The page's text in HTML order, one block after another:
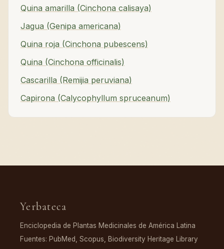
Quina amarilla (Cinchona calisaya)
Jagua (Genipa americana)
Quina roja (Cinchona pubescens)
Quina (Cinchona officinalis)
Cascarilla (Remijia peruviana)
Capirona (Calycophyllum spruceanum)
Yerbateca
Enciclopedia de Plantas Medicinales de América Latina
Fuentes: PubMed, Scopus, Biodiversity Heritage Library